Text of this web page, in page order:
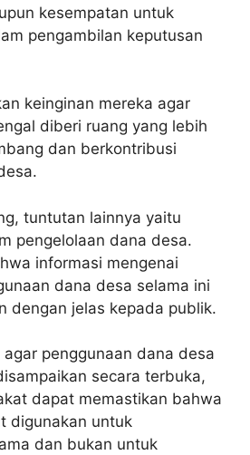
kesempatan untuk
pengambilan keputusan
keinginan mereka agar
diberi ruang yang lebih
dan berkontribusi
tuntutan lainnya yaitu
pengelolaan dana desa.
informasi mengenai
dana desa selama ini
dengan jelas kepada publik.
penggunaan dana desa
secara terbuka,
dapat memastikan bahwa
digunakan untuk
dan bukan untuk